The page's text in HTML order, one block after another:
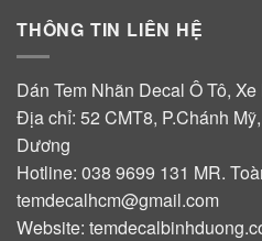
THÔNG TIN LIÊN HỆ
Dán Tem Nhãn Decal Ô Tô,
Địa chỉ: 52 CMT8, P.Chánh
Dương
Hotline: 038 9699 131 MR.
temdecalhcm@gmail.com
Website: